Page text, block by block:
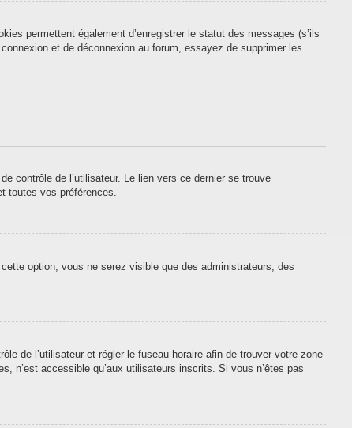
permettent également d’enregistrer le statut des messages (s’ils
et de déconnexion au forum, essayez de supprimer les
contrôle de l’utilisateur. Le lien vers ce dernier se trouve
toutes vos préférences.
option, vous ne serez visible que des administrateurs, des
de l’utilisateur et régler le fuseau horaire afin de trouver votre zone
n’est accessible qu’aux utilisateurs inscrits. Si vous n’êtes pas